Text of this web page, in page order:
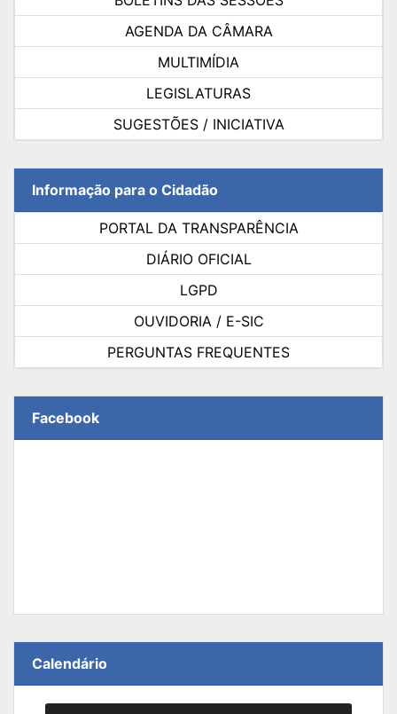
AGENDA DA CÂMARA
MULTIMÍDIA
LEGISLATURAS
SUGESTÕES / INICIATIVA
Informação para o Cidadão
PORTAL DA TRANSPARÊNCIA
DIÁRIO OFICIAL
LGPD
OUVIDORIA / E-SIC
PERGUNTAS FREQUENTES
Facebook
Calendário